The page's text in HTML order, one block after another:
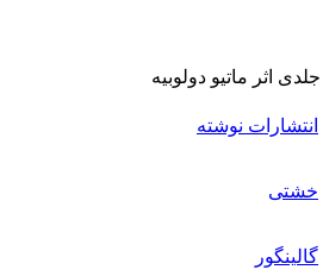
انتشارات نوشته
خشتی
گالینگور